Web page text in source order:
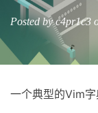
Posted by c4pr1c3
一个典型的Vim字